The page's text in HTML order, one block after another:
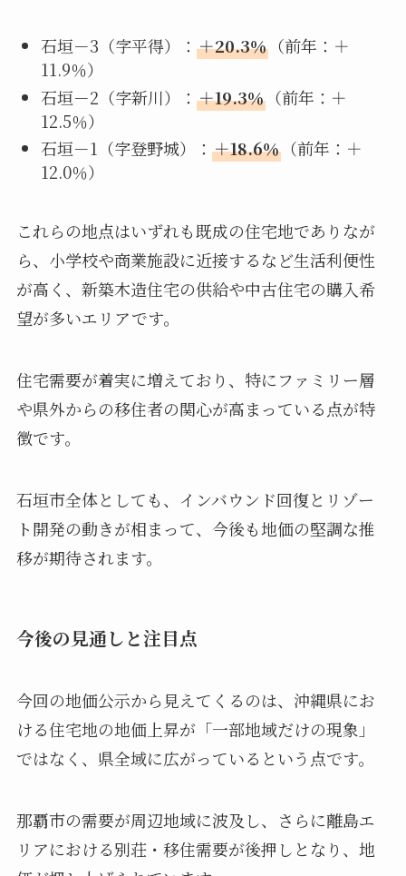
石垣－3（字平得）： ＋20.3％（前年：＋
11.9％）
石垣－2（字新川）： ＋19.3％（前年：＋
12.5％）
石垣－1（字登野城）： ＋18.6％（前年：＋
12.0％）
これらの地点はいずれも既成の住宅地でありなが
ら、小学校や商業施設に近接するなど生活利便性
が高く、新築木造住宅の供給や中古住宅の購入希
望が多いエリアです。
住宅需要が着実に増えており、特にファミリー層
や県外からの移住者の関心が高まっている点が特
徴です。
石垣市全体としても、インバウンド回復とリゾー
ト開発の動きが相まって、今後も地価の堅調な推
移が期待されます。
今後の見通しと注目点
今回の地価公示から見えてくるのは、沖縄県にお
ける住宅地の地価上昇が「一部地域だけの現象」
ではなく、県全域に広がっているという点です。
那覇市の需要が周辺地域に波及し、さらに離島エ
リアにおける別荘・移住需要が後押しとなり、地